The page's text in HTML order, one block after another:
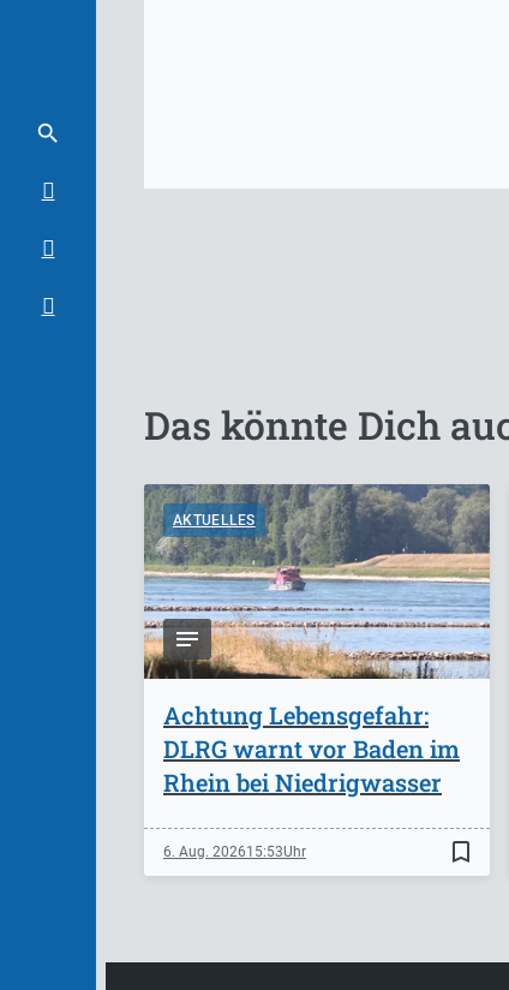
Das könnte Dich
AKTUELLES
Achtung Lebensgefahr:
DLRG warnt vor Baden im
Rhein bei Niedrigwasser
6. Aug. 202615:53 bookmark_border